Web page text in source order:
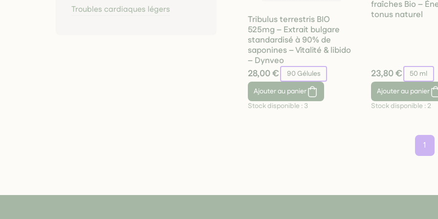
Tribulus terrestris BIO
525mg – Extrait bulgare
standardisé à 90% de
saponines – Vitalité & libido
– Dynveo
28,00 €
90 Gélules
Ajouter
au panier
Stock disponible : 3
fraîches Bio –
tonus naturel
23,80 €
50 ml
Ajouter
au panier
Stock disponible : 2
1
Troubles cardiaques légers